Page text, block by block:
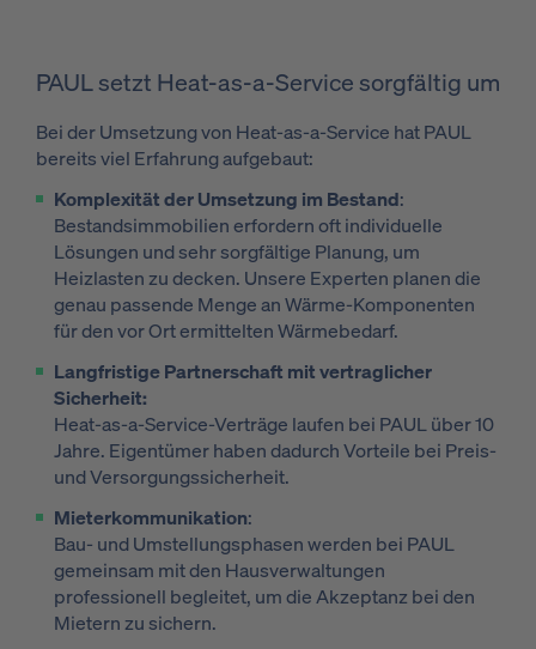
PAUL setzt Heat-as-a-Service sorgfältig um
Bei der Umsetzung von Heat-as-a-Service hat PAUL
bereits viel Erfahrung aufgebaut:
Komplexität der Umsetzung im Bestand:
Bestandsimmobilien erfordern oft individuelle
Lösungen und sehr sorgfältige Planung, um
Heizlasten zu decken. Unsere Experten planen die
genau passende Menge an Wärme-Komponenten
für den vor Ort ermittelten Wärmebedarf.
Langfristige Partnerschaft mit vertraglicher
Sicherheit:
Heat-as-a-Service-Verträge laufen bei PAUL über 10
Jahre. Eigentümer haben dadurch Vorteile bei Preis-
und Versorgungssicherheit.
Mieterkommunikation:
Bau- und Umstellungsphasen werden bei PAUL
gemeinsam mit den Hausverwaltungen
professionell begleitet, um die Akzeptanz bei den
Mietern zu sichern.